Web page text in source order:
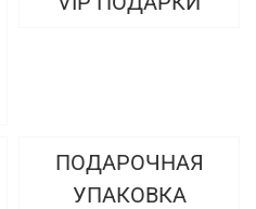
ПОДАРОЧНАЯ
УПАКОВКА